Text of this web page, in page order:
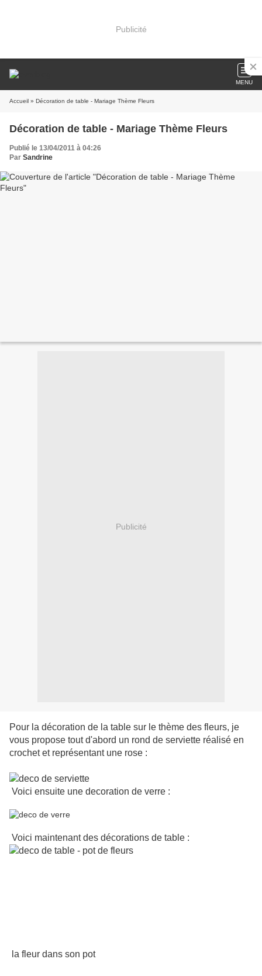
Publicité
MENU
Accueil » Décoration de table - Mariage Thème Fleurs
Décoration de table - Mariage Thème Fleurs
Publié le 13/04/2011 à 04:26
Par Sandrine
Publicité
Pour la décoration de la table sur le thème des fleurs, je
vous propose tout d'abord un rond de serviette réalisé en
crochet et représentant une rose :
Voici ensuite une decoration de verre :
Voici maintenant des décorations de table :
la fleur dans son pot